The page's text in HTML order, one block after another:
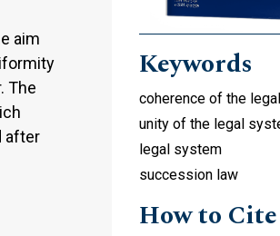
aim
The
after
Keywords
coherence of the
unity of the legal
legal system
succession law
How to Cite